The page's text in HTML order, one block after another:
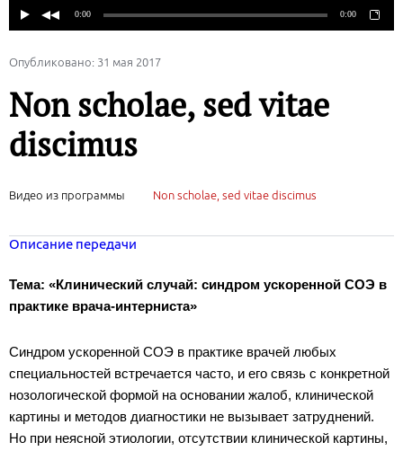
Опубликовано: 31 мая 2017
Non scholae, sed vitae
discimus
Видео из программы Non scholae, sed vitae discimus
Описание передачи
Тема: «Клинический случай: синдром ускоренной СОЭ в
практике врача-интерниста»
Синдром ускоренной СОЭ в практике врачей любых
специальностей встречается часто, и его связь с конкретной
нозологической формой на основании жалоб, клинической
картины и методов диагностики не вызывает затруднений.
Но при неясной этиологии, отсутствии клинической картины,